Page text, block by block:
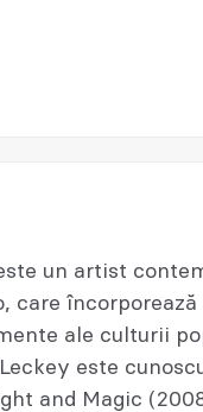
un artist
care
ale culturii
este
and Magic